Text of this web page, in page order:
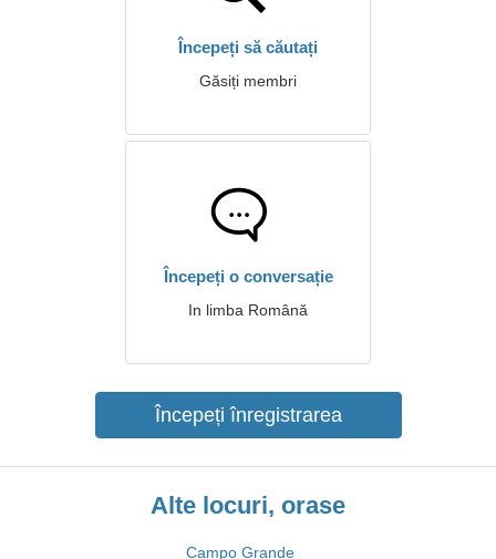
Începeți să căutați
Găsiți membri
Începeți o conversație
In limba Română
Începeți înregistrarea
Alte locuri, orase
Campo Grande